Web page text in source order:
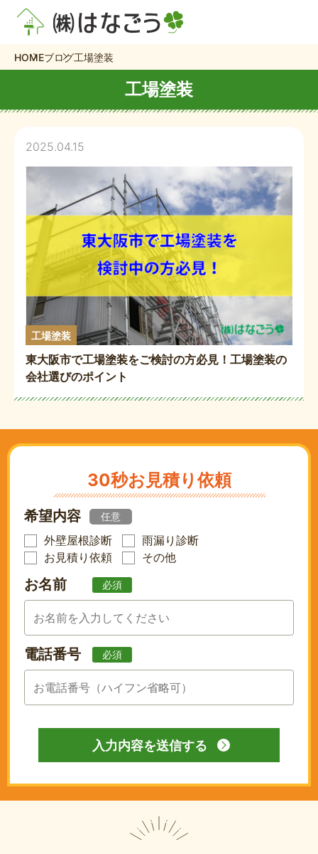
HOMEブログ工場塗装
工場塗装
2025.04.15
工場塗装
東大阪市で工場塗装をご検討の方必見！工場塗装の
会社選びのポイント
30秒お見積り依頼
希望内容 任意
外壁屋根診断
雨漏り診断
お見積り依頼
その他
お名前 必須
電話番号 必須